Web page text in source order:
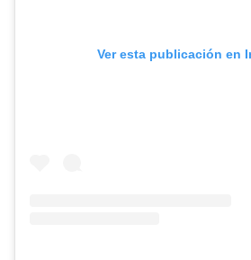
Ver esta publicación en